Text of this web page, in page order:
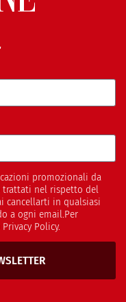
promozionali da
trattati nel rispetto del
cancellarti in qualsiasi
a ogni email.Per
Policy.